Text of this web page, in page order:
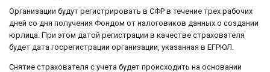
Организации будут регистрировать в СФР в течение трех рабочих
дней со дня получения Фондом от налоговиков данных о создании
юрлица. При этом датой регистрации в качестве страхователя
будет дата госрегистрации организации, указанная в ЕГРЮЛ.
Снятие страхователя с учета будет происходить на основании